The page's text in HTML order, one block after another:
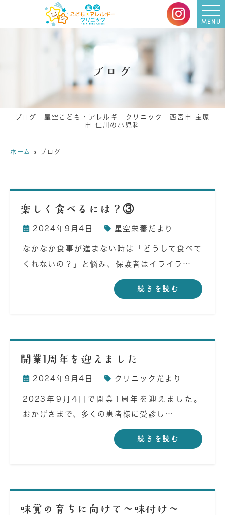
MENU
ブログ
ブログ｜星空こども・アレルギークリニック｜西宮市 宝塚
市 仁川の小児科
ホーム ブログ
楽しく食べるには？③
2024年9月4日 星空栄養だより
なかなか食事が進まない時は「どうして食べて
くれないの？」と悩み、保護者はイライラ…
続きを読む
開業1周年を迎えました
2024年9月4日 クリニックだより
2023年9月4日で開業1周年を迎えました。
おかげさまで、多くの患者様に受診し…
続きを読む
味覚の育ちに向けて～味付け～